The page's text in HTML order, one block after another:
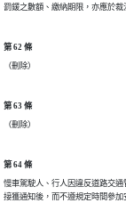
第 62 條
（刪除）
第 63 條
（刪除）
第 64 條
慢車駕駛人、行人因違反道路交
接獲通知後，而不遵規定時間參